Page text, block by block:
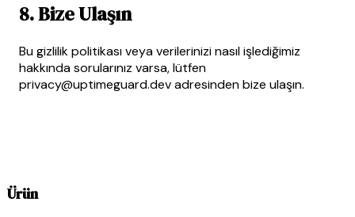
8. Bize Ulaşın
Bu gizlilik politikası veya verilerinizi nasıl işlediğimiz
hakkında sorularınız varsa, lütfen
privacy@uptimeguard.devadresinden bize ulaşın.
Ürün